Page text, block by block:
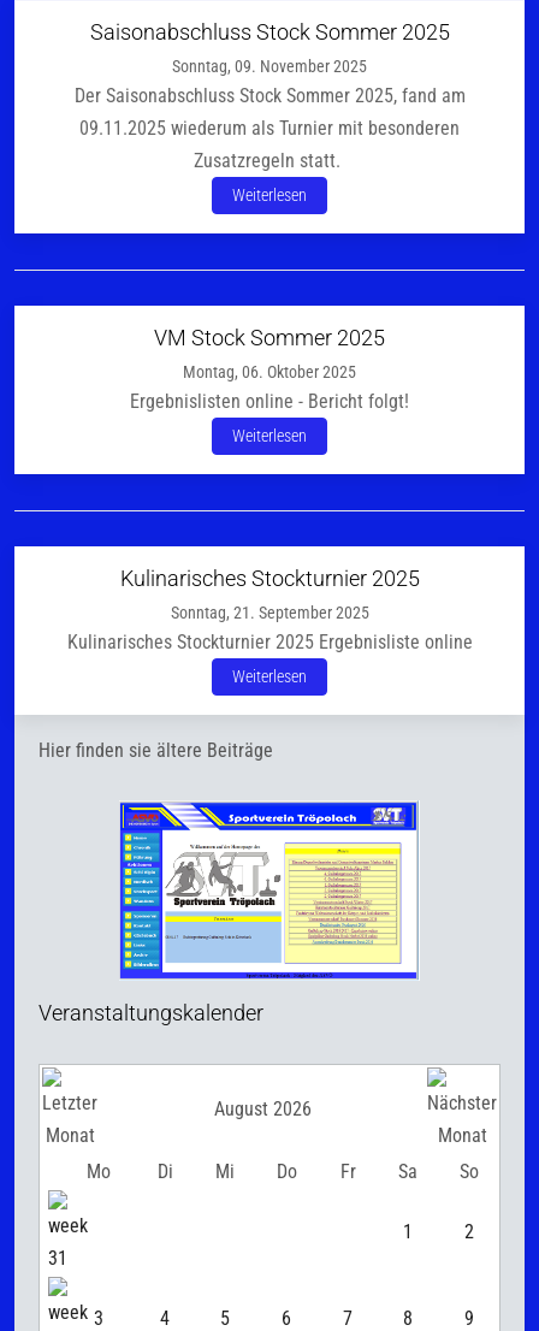
Saisonabschluss Stock Sommer 2025
Sonntag, 09. November 2025
Der Saisonabschluss Stock Sommer 2025, fand am
09.11.2025 wiederum als Turnier mit besonderen
Zusatzregeln statt.
Weiterlesen
VM Stock Sommer 2025
Montag, 06. Oktober 2025
Ergebnislisten online - Bericht folgt!
Weiterlesen
Kulinarisches Stockturnier 2025
Sonntag, 21. September 2025
Kulinarisches Stockturnier 2025 Ergebnisliste online
Weiterlesen
Hier finden sie ältere Beiträge
Veranstaltungskalender
August 2026
Mo Di Mi Do Fr Sa So
1 2
3 4 5 6 7 8 9